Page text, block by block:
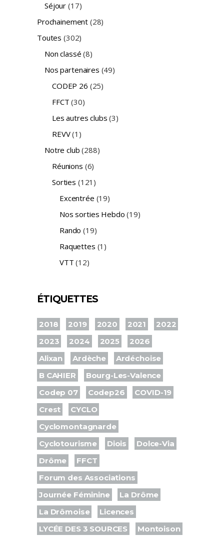
Séjour (17)
Prochainement (28)
Toutes (302)
Non classé (8)
Nos partenaires (49)
CODEP 26 (25)
FFCT (30)
Les autres clubs (3)
REVV(1)
Notre club (288)
Réunions (6)
Sorties (121)
Excentrée (19)
Nos sorties Hebdo (19)
Rando (19)
Raquettes (1)
VTT (12)
ÉTIQUETTES
2018 2019 2020 2021
2022
2023
2024 2025
2026
Alixan
Ardèche
Ardéchoise
B CAHIER
Bourg-Les-Valence
Codep 07
Codep26
COVID-19
Crest
CYCLO
Cyclomontagnarde
Cyclotourisme
Diois
Dolce-Via
Drôme
FFCT
Forum des Associations
Journée Féminine
La Drôme
La Drômoise
Licences
LYCÉE DES 3 SOURCES
Montoison